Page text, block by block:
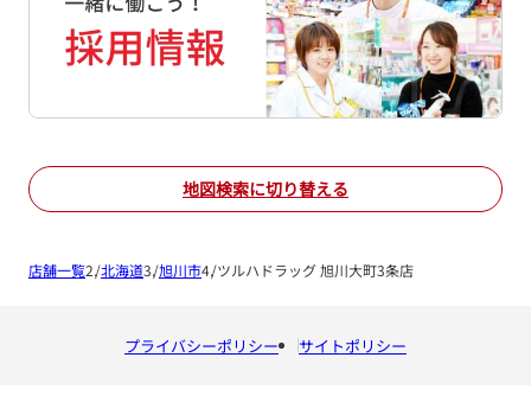
地図検索に切り替える
店舗一覧 北海道 旭川市 ツルハドラッグ 旭川大町3条店
プライバシーポリシー サイトポリシー